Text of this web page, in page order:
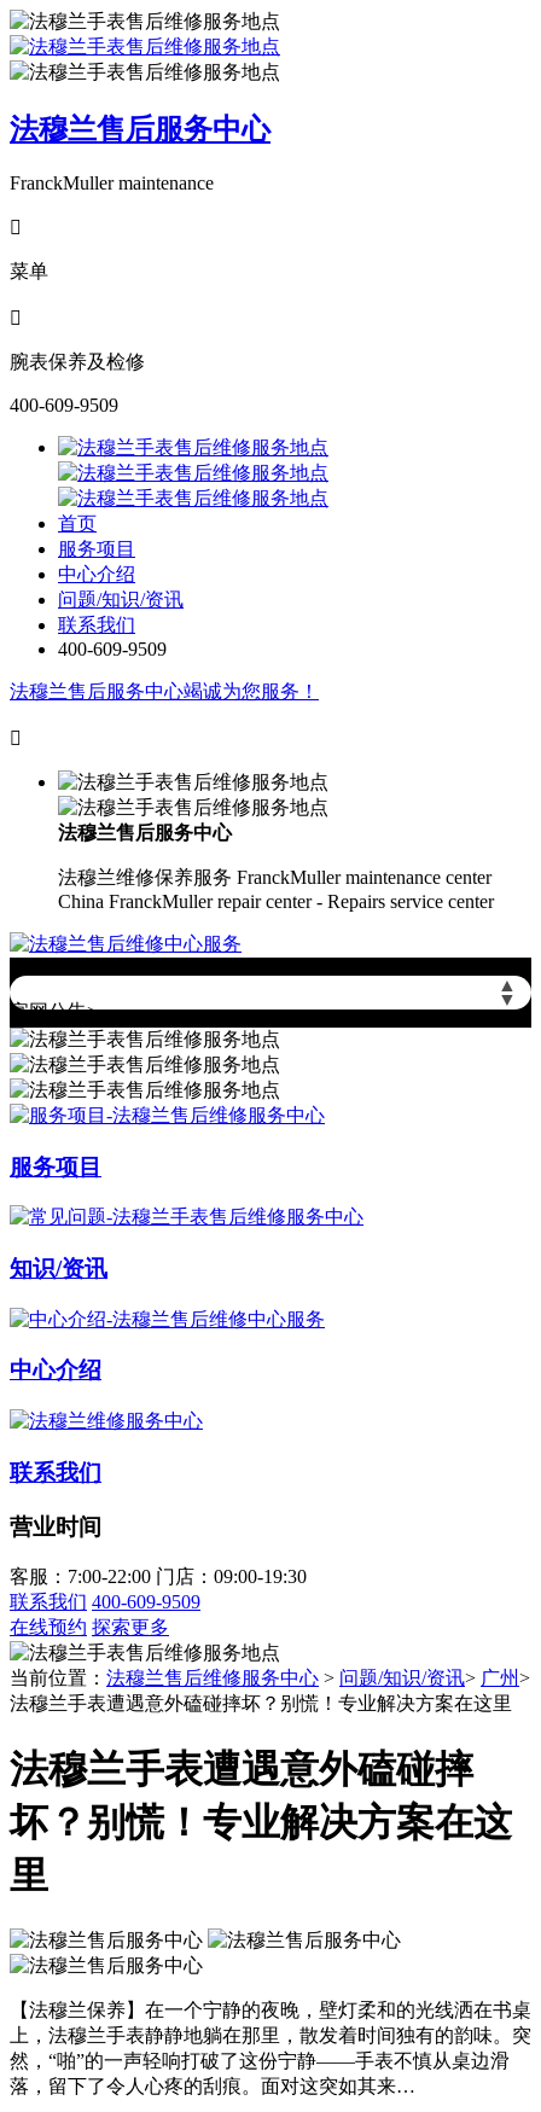
法穆兰售后服务中心
FranckMuller maintenance

菜单

腕表保养及检修
400-609-9509
首页
服务项目
中心介绍
问题/知识/资讯
联系我们
400-609-9509
法穆兰售后服务中心竭诚为您服务！

法穆兰售后服务中心
法穆兰维修保养服务 FranckMuller maintenance center
China FranckMuller repair center - Repairs service center
官网公告>
▲
▼
南昌市红谷滩新区红谷中大道998号绿地双子塔（中央广场）A1座办公楼14层07室（需提前预约）
广州市天河区天河路230号万菱汇国际中心写字楼A塔7层704室（需提前预约）
广州市越秀区环市东路371-375号世界贸易中心大厦南塔写字楼15层07室（需提前预约）
深圳市罗湖区深南东路5001号华润大厦写字楼17层1701室（需提前预约）
福州市鼓楼区五四路128-1号恒力城写字楼15层03室（需提前预约）
重庆市江北区观音桥步行街2号融恒时代广场写字楼9层902室（需提前预约）
长沙市芙蓉区定王台街道建湘路393号世茂环球金融中心写字楼（芙蓉广场）10层13室（需提前预约）
郑州市二七区铭功路10号华润大厦写字楼29层2905室（需提前预约）
太原市迎泽区解放路15号亨得利名表服务中心（品牌授权店）3层整层（需提前预约）
服务项目
知识/资讯
中心介绍
联系我们
营业时间
客服：7:00-22:00 门店：09:00-19:30
联系我们 400-609-9509
在线预约 探索更多
当前位置： 法穆兰售后维修服务中心 > 问题/知识/资讯> 广州>
法穆兰手表遭遇意外磕碰摔坏？别慌！专业解决方案在这里
法穆兰手表遭遇意外磕碰摔
坏？别慌！专业解决方案在这
里
【法穆兰保养】在一个宁静的夜晚，壁灯柔和的光线洒在书桌
上，法穆兰手表静静地躺在那里，散发着时间独有的韵味。突
然，“啪”的一声轻响打破了这份宁静——手表不慎从桌边滑
落，留下了令人心疼的刮痕。面对这突如其来…